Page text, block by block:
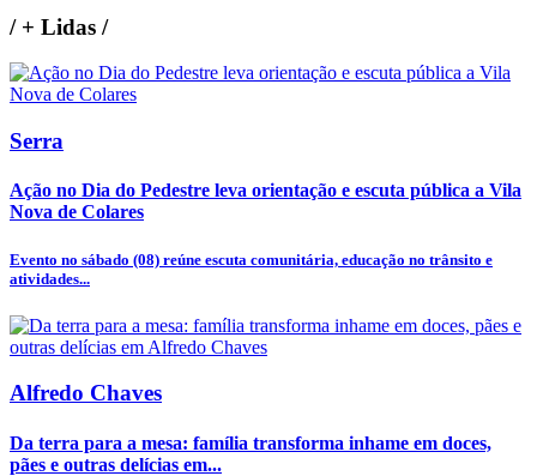
/+ Lidas /
Serra
Ação no Dia do Pedestre leva orientação e escuta pública a Vila
Nova de Colares
Evento no sábado (08) reúne escuta comunitária, educação no trânsito e
atividades...
Alfredo Chaves
Da terra para a mesa: família transforma inhame em doces,
pães e outras delícias em...